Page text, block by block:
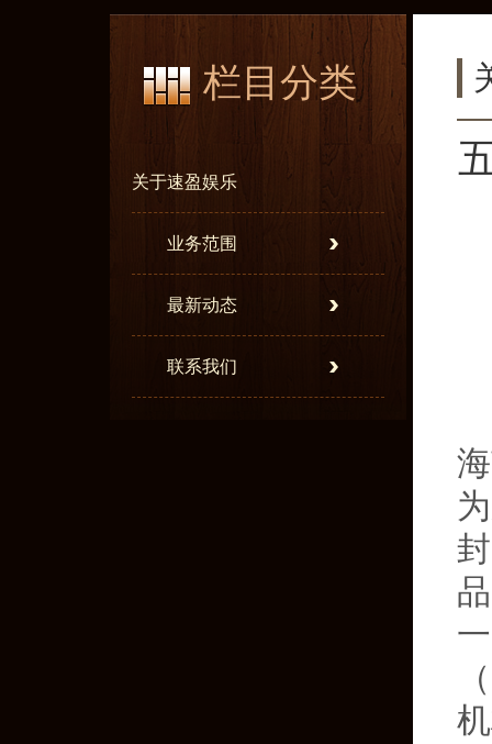
栏目分类
关于速盈娱乐
业务范围
最新动态
联系我们